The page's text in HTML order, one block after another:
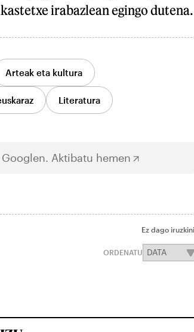
irabazlean egingo dutena.
Arteak eta kultura
Literatura
Aktibatu hemen
Ez dago
ORDENATU